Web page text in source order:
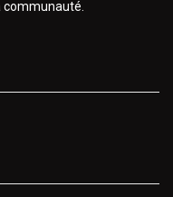
communauté.